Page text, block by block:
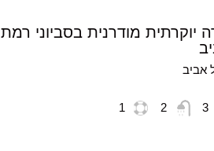
יוקרתית מודרנית בסביוני רמת
אביב
3
2
1